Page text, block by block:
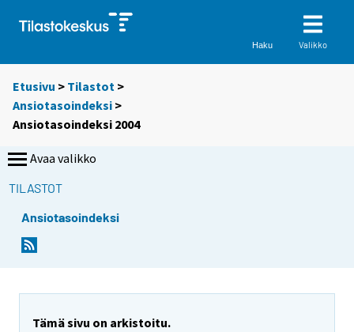
Haku Valikko
Etusivu > Tilastot >
Ansiotasoindeksi >
Ansiotasoindeksi 2004
Avaa valikko
TILASTOT
Ansiotasoindeksi
Tämä sivu on arkistoitu.